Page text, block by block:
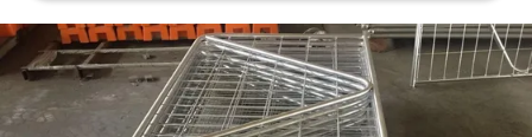
PRIVACY
POLICY